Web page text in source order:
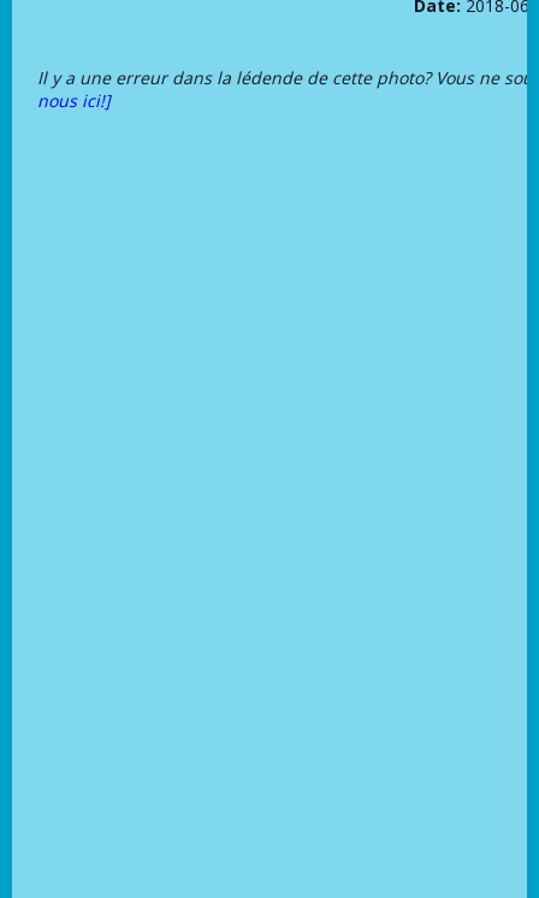
Date: 2018-06-
Il y a une erreur dans la lédende de cette photo? Vous ne
nous ici!]